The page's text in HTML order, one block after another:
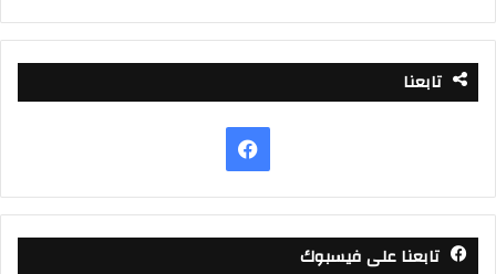
تابعنا
فيسبوك
تابعنا على فيسبوك